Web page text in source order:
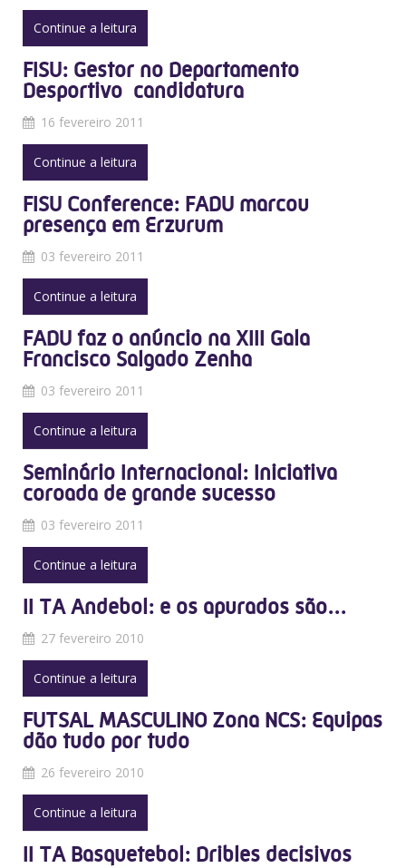
Continue a leitura
FISU: Gestor no Departamento
Desportivo  candidatura
16 fevereiro 2011
Continue a leitura
FISU Conference: FADU marcou
presença em Erzurum
03 fevereiro 2011
Continue a leitura
FADU faz o anúncio na XIII Gala
Francisco Salgado Zenha
03 fevereiro 2011
Continue a leitura
Seminário Internacional: Iniciativa
coroada de grande sucesso
03 fevereiro 2011
Continue a leitura
II TA Andebol: e os apurados são...
27 fevereiro 2010
Continue a leitura
FUTSAL MASCULINO Zona NCS: Equipas
dão tudo por tudo
26 fevereiro 2010
Continue a leitura
II TA Basquetebol: Dribles decisivos